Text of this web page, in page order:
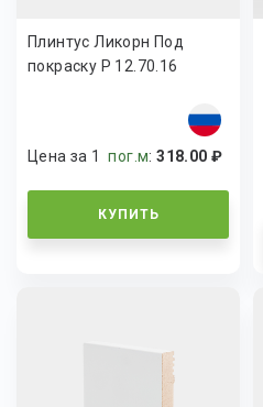
Плинтус Ликорн Под
покраску Р 12.70.16
Цена за 1пог.м:318.00 ₽
КУПИТЬ